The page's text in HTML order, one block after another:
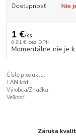
Dostupnosť Nie
1 €/ks
0,81 € bez DPH
Momentálne nie je
Číslo produktu:
EAN kód:
Výrobca/Značka:
Veľkosť:
Záruka